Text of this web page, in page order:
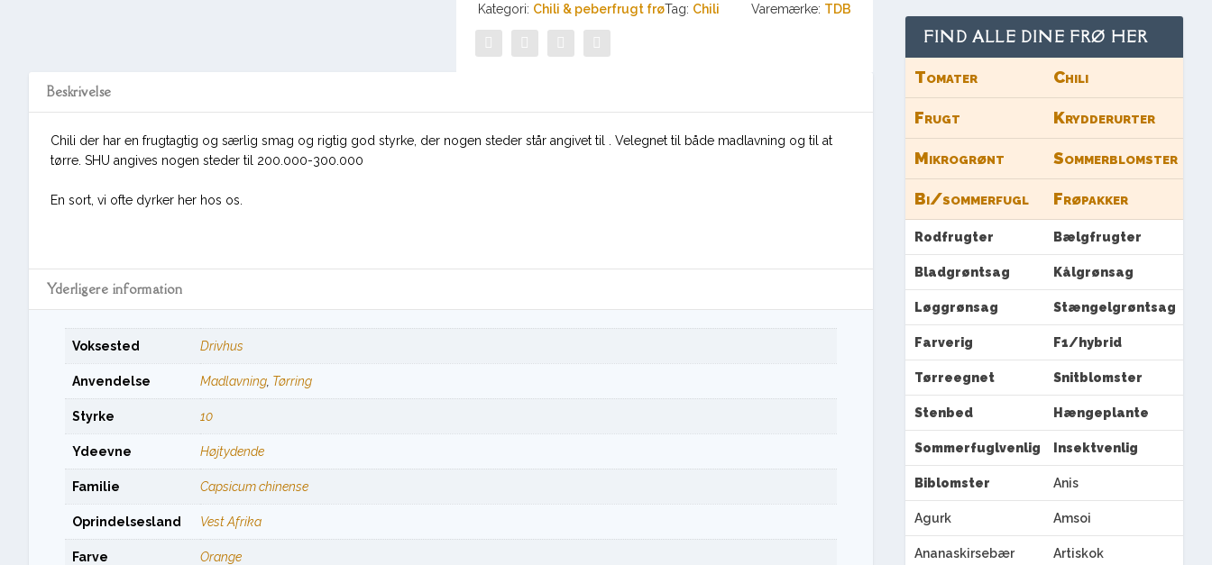
Kategori: Chili & peberfrugt frøTag: Chili Varemærke: TDB
Beskrivelse
Chili der har en frugtagtig og særlig smag og rigtig god styrke, der nogen steder står angivet til . Velegnet til både madlavning og til at
tørre. SHU angives nogen steder til 200.000-300.000
En sort, vi ofte dyrker her hos os.
Yderligere information
Voksested Drivhus
Anvendelse Madlavning Tørring
Styrke 10
Ydeevne Højtydende
Familie Capsicum chinense
Oprindelsesland Vest Afrika
Farve Orange
FIND ALLE DINE FRØ HER
Tomater Chili
Frugt Krydderurter
Mikrogrønt Sommerblomster
Bi/sommerfugl Frøpakker
Rodfrugter Bælgfrugter
Bladgrøntsag Kålgrønsag
Løggrønsag Stængelgrøntsag
Farverig F1/hybrid
Tørreegnet Snitblomster
Stenbed Hængeplante
Sommerfuglvenlig Insektvenlig
Biblomster Anis
Agurk Amsoi
Ananaskirsebær Artiskok